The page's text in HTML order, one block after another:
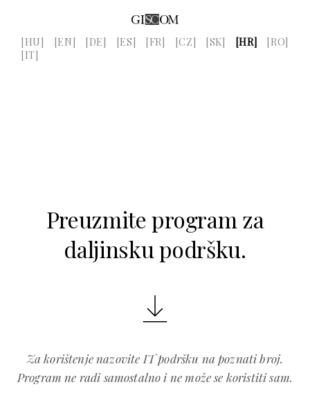
[HU] [EN] [DE] [ES] [FR] [CZ] [SK] [HR]
[RO]
[IT]
Preuzmite program za
daljinsku podršku.
Za korištenje nazovite IT podršku na poznati broj.
Program ne radi samostalno i ne može se koristiti sam.